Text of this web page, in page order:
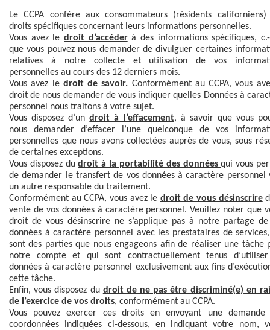
Le CCPA confère aux consommateurs (résidents californiens)
droits spécifiques concernant leurs informations personnelles.
Vous avez le droit d’accéderà des informations spécifiques,
que vous pouvez nous demander de divulguer certaines
relatives à notre collecte et utilisation de vos
personnelles au cours des 12 derniers mois.
Vous avez le droit de savoir. Conformément au CCPA, vous
droit de nous demander de vous indiquer quelles Données à
personnel nous traitons à votre sujet.
Vous disposez d’undroit à l’effacement, à savoir que vous
nous demander d’effacer l’une quelconque de vos
personnelles que nous avons collectées auprès de vous, sous
de certaines exceptions.
Vous disposez dudroit à la portabilité des donnéesqui vous
de demander le transfert de vos données à caractère personnel
un autre responsable du traitement.
Conformément au CCPA, vous avez le droit de vous désinscrire
vente de vos données à caractère personnel. Veuillez noter que
droit de vous désinscrire ne s’applique pas à notre partage de
données à caractère personnel avec les prestataires de
sont des parties que nous engageons afin de réaliser une tâche
notre compte et qui sont contractuellement tenus
données à caractère personnel exclusivement aux fins
cette tâche.
Enfin, vous disposez du droit de ne pas être discriminé(e) en
de l’exercice de vos droits, conformément au CCPA.
Vous pouvez exercer ces droits en envoyant une demande
coordonnées indiquées ci-dessous, en indiquant votre nom,